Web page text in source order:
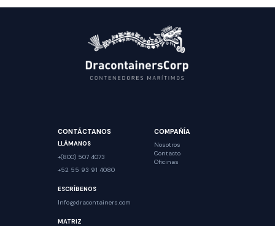
CONTÁCTANOS
LLÁMANOS
+(800) 507 4073
+52 55 93 91 4080
ESCRÍBENOS
Info@dracontainers.com
MATRIZ
COMPAÑÍA
Nosotros
Contacto
Oficinas